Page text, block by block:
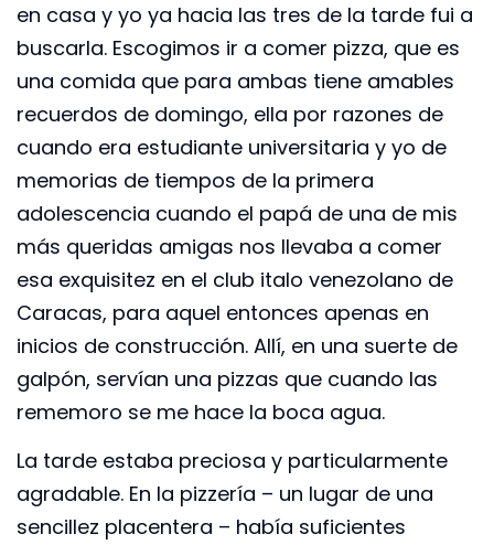
en casa y yo ya hacia las tres de la tarde fui a
buscarla. Escogimos ir a comer pizza, que es
una comida que para ambas tiene amables
recuerdos de domingo, ella por razones de
cuando era estudiante universitaria y yo de
memorias de tiempos de la primera
adolescencia cuando el papá de una de mis
más queridas amigas nos llevaba a comer
esa exquisitez en el club italo venezolano de
Caracas, para aquel entonces apenas en
inicios de construcción. Allí, en una suerte de
galpón, servían una pizzas que cuando las
rememoro se me hace la boca agua.
La tarde estaba preciosa y particularmente
agradable. En la pizzería – un lugar de una
sencillez placentera – había suficientes